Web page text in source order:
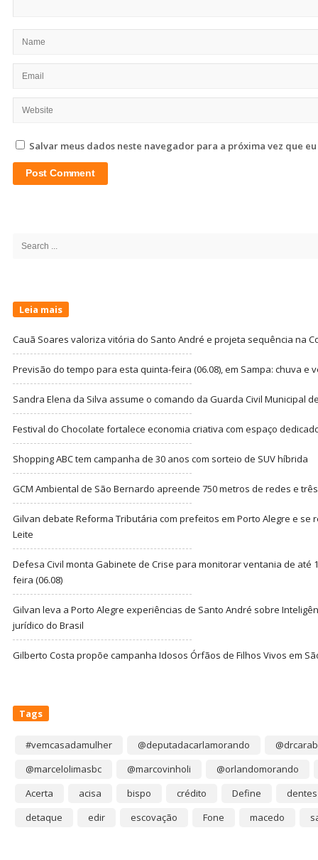
Salvar meus dados neste navegador para a próxima vez que
Search
Leia mais
Cauã Soares valoriza vitória do Santo André e projeta sequência na
Previsão do tempo para esta quinta-feira (06.08), em Sampa: chuva e
Sandra Elena da Silva assume o comando da Guarda Civil Municipal
Festival do Chocolate fortalece economia criativa com espaço
Shopping ABC tem campanha de 30 anos com sorteio de SUV híbrida
GCM Ambiental de São Bernardo apreende 750 metros de redes e
Gilvan debate Reforma Tributária com prefeitos em Porto Alegre e se
Leite
Defesa Civil monta Gabinete de Crise para monitorar ventania de até
feira (06.08)
Gilvan leva a Porto Alegre experiências de Santo André sobre
jurídico do Brasil
Gilberto Costa propõe campanha Idosos Órfãos de Filhos Vivos em
Tags
#vemcasadamulher @deputadacarlamorando
@marcelolimasbc
@marcovinholi
@orlandomorando
Acerta
acisa bispo crédito Define
dentes
detaque
edir escovação Fone macedo